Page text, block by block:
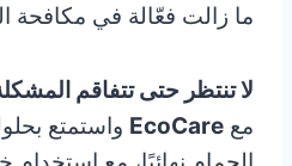
ما زالت فعّالة في مكافحة
لا تنتظر حتى تتفاقم
مع EcoCare واستمتع